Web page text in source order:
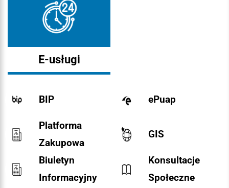
E-usługi
BIP ePuap
Platforma
Zakupowa
GIS
Biuletyn
Informacyjny
Konsultacje
Społeczne